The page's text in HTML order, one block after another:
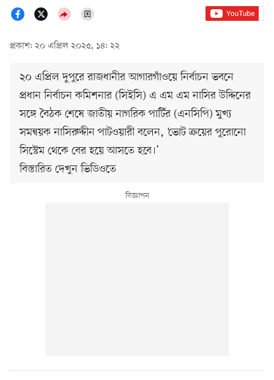
প্রকাশ: ২০ এপ্রিল ২০২৫, ১৪: ২২
২০ এপ্রিল দুপুরে রাজধানীর আগারগাঁওয়ে নির্বাচন ভবনে
প্রধান নির্বাচন কমিশনার (সিইসি) এ এম এম নাসির উদ্দিনের
সঙ্গে বৈঠক শেষে জাতীয় নাগরিক পার্টির (এনসিপি) মুখ্য
সমন্বয়ক নাসিরুদ্দীন পাটওয়ারী বলেন, ‘ভোট ক্রয়ের পুরোনো
সিস্টেম থেকে বের হয়ে আসতে হবে।’
বিস্তারিত দেখুন ভিডিওতে